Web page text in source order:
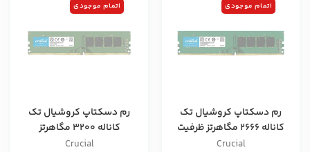
اتمام موجودی
رم دسکتاپ کروشیال تک
کاناله 2666 مگاهرتز ظرفیت
Crucial
اتمام موجودی
رم دسکتاپ کروشیال تک
کاناله 3200 مگاهرتز
ظرفیت 16 گیگابایتCrucial